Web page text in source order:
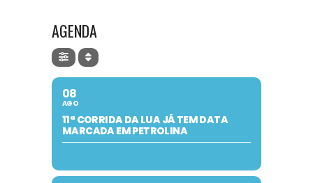
AGENDA
08
AGO
11ª CORRIDA DA LUA JÁ TEM DATA
MARCADA EM PETROLINA